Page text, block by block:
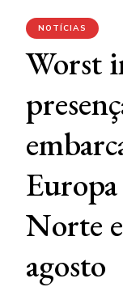
NOTÍCIAS
Worst
Norte
agosto